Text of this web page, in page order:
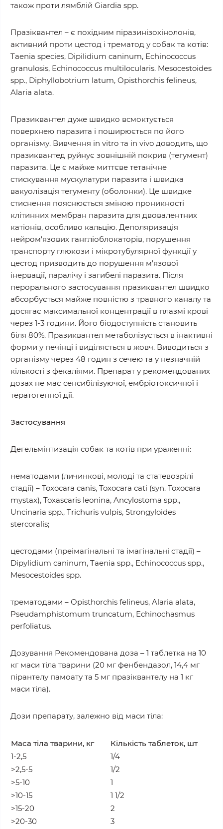
також проти лямблій Giardia spp.
Празіквантел – є похідним піразинізохінолонів,
активний проти цестод і трематод у собак та котів:
Taenia species, Dipilidium caninum, Echinococcus
granulosis, Echinococcus multilocularis. Mesocestoides
spp., Diphyllobotrium latum, Opisthorchis felineus,
Alaria alata.
Празиквантел дуже швидко всмоктується
поверхнею паразита і поширюється по його
організму. Вивчення in vitro та in vivo доводить, що
празиквантед руйнує зовнішній покрив (тегумент)
паразита. Це є майже миттєве тетанічне
стискування мускулатури паразита і швидка
вакуолізація тегументу (оболонки). Це швидке
стиснення пояснюється зміною проникності
клітинних мембран паразита для двовалентних
катіонів, особливо кальцію. Деполяризація
нейром'язових гангліоблокаторів, порушення
транспорту глюкози і мікротубулярної функції у
цестод призводить до порушення м'язової
інервації, паралічу і загибелі паразита. Після
перорального застосування празиквантел швидко
абсорбується майже повністю з травного каналу та
досягає максимальної концентрації в плазмі крові
через 1-3 години. Його біодоступність становить
біля 80%. Празиквантел метаболізується в інактивні
форми у печінці і виділяється в жовч. Виводиться з
організму через 48 годин з сечею та у незначній
кількості з фекаліями. Препарат у рекомендованих
дозах не має сенсибілізуючої, ембріотоксичної і
тератогенної дії.
Застосування
Дегельмінтизація собак та котів при ураженні:
нематодами (личинкові, молоді та статевозрілі
стадії) – Toxocara canis, Toxocara cati (syn. Toxocara
mystax), Toxascaris leonina, Ancylostoma spp.,
Uncinaria spp., Trichuris vulpis, Strongyloides
stercoralis;
цестодами (преімагінальні та імагінальні стадії) –
Dipylidium caninum, Taenia spp., Echinococcus spp.,
Mesocestoides spp.
трематодами – Opisthorchis felineus, Alaria alata,
Pseudamphistomum truncatum, Echinochasmus
perfoliatus.
Дозування Рекомендована доза – 1 таблетка на 10
кг маси тіла тварини (20 мг фенбендазол, 14,4 мг
пірантелу памоату та 5 мг празіквантелу на 1 кг
маси тіла).
Дози препарату, залежно від маси тіла:
Маса тіла тварини, кг
Кількість таблеток, шт
1-2,5
1/4
>2,5-5
1/2
>5-10
1
>10-15
1 1/2
>15-20
2
>20-30
3